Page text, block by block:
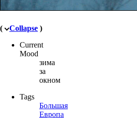
( Collapse )
Current
Mood
зима
за
окном
Tags
Большая
Европа